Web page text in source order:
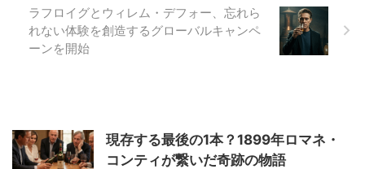
ィアでは「クラフトビールの終
焉」 ...
ラフロイグとウィレム・デフォー、忘れら
れない体験を創造するグローバルキャンペ
ーンを開始
現存する最後の1本？1899年ロマネ・
コンティが繋いだ奇跡の物語